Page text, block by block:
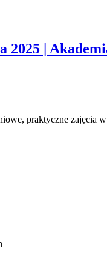
2025 |
praktyczne zajęcia w